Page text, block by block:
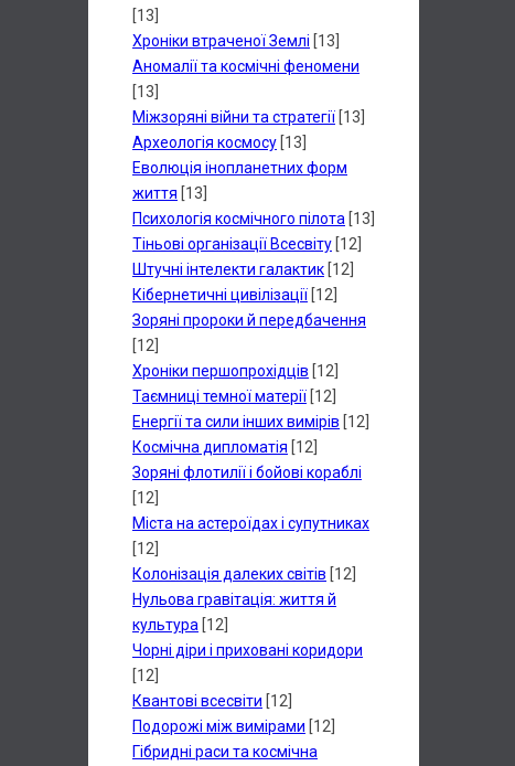
[13]
Хроніки втраченої Землі [13]
Аномалії та космічні феномени
[13]
Міжзоряні війни та стратегії [13]
Археологія космосу [13]
Еволюція інопланетних форм
життя [13]
Психологія космічного пілота [13]
Тіньові організації Всесвіту [12]
Штучні інтелекти галактик [12]
Кібернетичні цивілізації [12]
Зоряні пророки й передбачення
[12]
Хроніки першопрохідців [12]
Таємниці темної матерії [12]
Енергії та сили інших вимірів [12]
Космічна дипломатія [12]
Зоряні флотилії і бойові кораблі
[12]
Міста на астероїдах і супутниках
[12]
Колонізація далеких світів [12]
Нульова гравітація: життя й
культура [12]
Чорні діри і приховані коридори
[12]
Квантові всесвіти [12]
Подорожі між вимірами [12]
Гібридні раси та космічна